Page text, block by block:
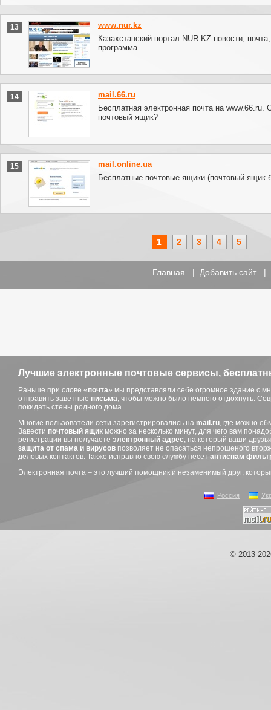
13
www.nur.kz
Казахстанский портал NUR.KZ новости,
программа
14
mail.66.ru
Бесплатная электронная почта на www.66.ru.
почтовый ящик?
15
mail.online.ua
Бесплатные почтовые ящики (почтовый ящик
1 2 3 4 5
Главная | Добавить сайт |
Лучшие электронные почтовые сервисы,
Раньше при слове «почта» мы представляли себе огромное здание с
отправить заветные письма, чтобы можно было немного отдохнуть.
покидать стены родного дома.
Многие пользователи сети зарегистрировались на mail.ru, где можно
Завести почтовый ящик можно за несколько минут, для чего вам
регистрации вы получаете электронный адрес, на который ваши
защита от спама и вирусов позволяет не опасаться непрошеного
деловых контактов. Также исправно свою службу несет антиспам
Электронная почта – это лучший помощник и незаменимый друг,
Россия
© 2013-